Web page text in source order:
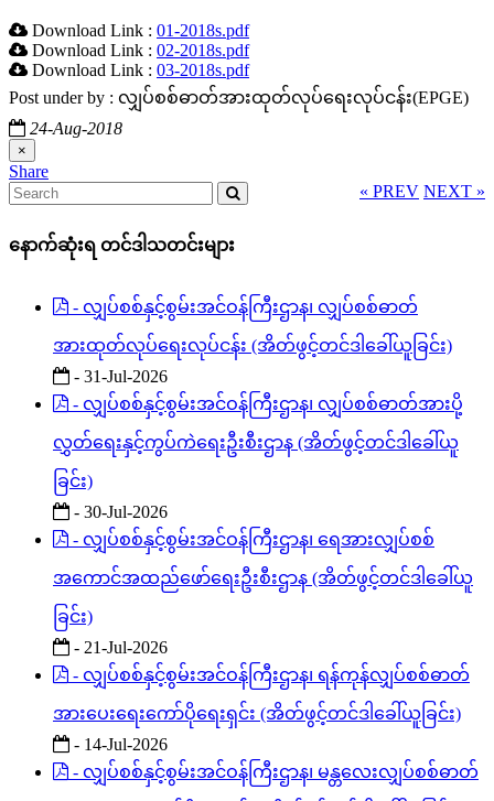
Download Link : 01-2018s.pdf
Download Link : 02-2018s.pdf
Download Link : 03-2018s.pdf
Post under by : လျှပ်စစ်ဓာတ်အားထုတ်လုပ်ရေးလုပ်ငန်း(EPGE)
24-Aug-2018
×
နောက်ဆုံးရ တင်ဒါသတင်းများ
- လျှပ်စစ်နှင့်စွမ်းအင်ဝန်ကြီးဌာန၊ လျှပ်စစ်ဓာတ်
အားထုတ်လုပ်ရေးလုပ်ငန်း (အိတ်ဖွင့်တင်ဒါခေါ်ယူခြင်း)
- 31-Jul-2026
- လျှပ်စစ်နှင့်စွမ်းအင်ဝန်ကြီးဌာန၊ လျှပ်စစ်ဓာတ်အားပို့
လွှတ်ရေးနှင့်ကွပ်ကဲရေးဦးစီးဌာန (အိတ်ဖွင့်တင်ဒါခေါ်ယူ
ခြင်း)
- 30-Jul-2026
- လျှပ်စစ်နှင့်စွမ်းအင်ဝန်ကြီးဌာန၊ ရေအားလျှပ်စစ်
အကောင်အထည်ဖော်ရေးဦးစီးဌာန (အိတ်ဖွင့်တင်ဒါခေါ်ယူ
ခြင်း)
- 21-Jul-2026
- လျှပ်စစ်နှင့်စွမ်းအင်ဝန်ကြီးဌာန၊ ရန်ကုန်လျှပ်စစ်ဓာတ်
အားပေးရေးကော်ပိုရေးရှင်း (အိတ်ဖွင့်တင်ဒါခေါ်ယူခြင်း)
- 14-Jul-2026
- လျှပ်စစ်နှင့်စွမ်းအင်ဝန်ကြီးဌာန၊ မန္တလေးလျှပ်စစ်ဓာတ်